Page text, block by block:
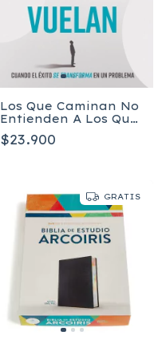
Los Que Caminan No
Entienden A Los Que
Vuelan - Ronny
Oliveira
$23.900
GRATIS